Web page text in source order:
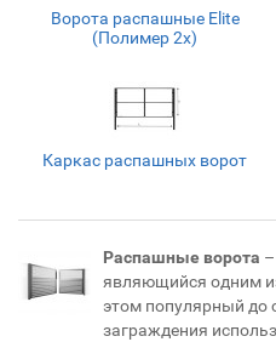
Ворота распашные Elite
(Полимер 2х)
Каркас распашных ворот
Распашные ворота
являющийся одним
этом популярный до
заграждения